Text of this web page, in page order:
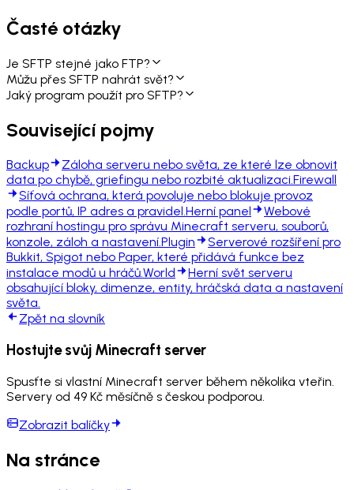
Časté otázky
Je SFTP stejné jako FTP?
Můžu přes SFTP nahrát svět?
Jaký program použít pro SFTP?
Související pojmy
Backup
Záloha serveru nebo světa, ze které lze obnovit
data po chybě, griefingu nebo rozbité aktualizaci.Firewall
Síťová ochrana, která povoluje nebo blokuje provoz
podle portů, IP adres a pravidel.Herní panel
Webové
rozhraní hostingu pro správu Minecraft serveru, souborů,
konzole, záloh a nastavení.Plugin
Serverové rozšíření pro
Bukkit, Spigot nebo Paper, které přidává funkce bez
instalace modů u hráčů.World
Herní svět serveru
obsahující bloky, dimenze, entity, hráčská data a nastavení
světa.
Zpět na slovník
Hostujte svůj Minecraft server
Spusťte si vlastní Minecraft server během několika vteřin.
Servery od 49 Kč měsíčně s českou podporou.
Zobrazit balíčky
Na stránce